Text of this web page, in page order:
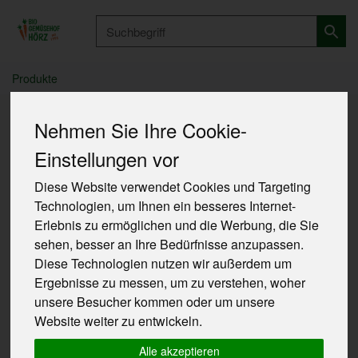
Nehmen Sie Ihre Cookie-
Einstellungen vor
Diese Website verwendet Cookies und Targeting
Technologien, um Ihnen ein besseres Internet-
Erlebnis zu ermöglichen und die Werbung, die Sie
sehen, besser an Ihre Bedürfnisse anzupassen.
Diese Technologien nutzen wir außerdem um
Ergebnisse zu messen, um zu verstehen, woher
unsere Besucher kommen oder um unsere
Website weiter zu entwickeln.
Alle akzeptieren
Produkte
Link-Sammlung
Im Folgenden finden Sie einige Links, die wir gerne
mit Ihnen teilen möchten:
Unser Verband, dem wir schon seit vielen Jahren
angeschlossen sindhttp://oekokiste.de/
Die Homepage der baden-württembergischen
Ökokiste http://oekokiste-bw.de/
Unser Anbauverband, nach dessen Richtlinien wir
schon seit 1995 Gemüse